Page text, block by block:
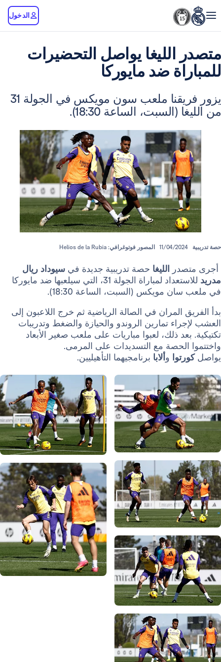
الليغا يواصل التحضيرات
ضد مايوركا
يزور فريقنا ملعب سون مويكس في الجولة 31
الساعة 18:30).
11/04/ المصور فوتوغرافي: Helios de la Rubia
الليغاحصة تدريبية جديدة فيسيوداد ريال
للاستعداد لمباراة الجولة 31، التي سيلعبها ضد مايوركا
مويكس (السبت، الساعة 18:30).
المران في الصالة الرياضية ثم خرج اللاعبون إلى
تمارين الروندو والحيازة والضغط وتدريبات
ذلك، لعبوا مباريات على ملعب صغير الأبعاد
مع التسديدات على المرمى.
و ألابابرنامجيهما التأهيليين.
صورة: Real Madrid
صورة: Real Madrid
صورة: Real Madrid
صورة: Real Madrid
صورة: Real Madrid